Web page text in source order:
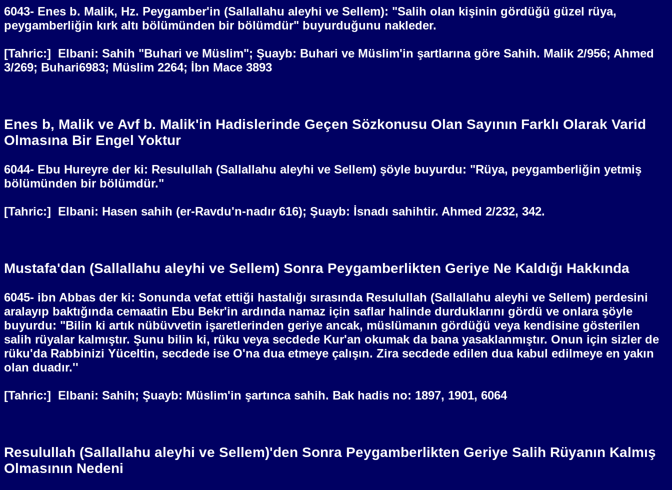
6043- Enes b. Malik, Hz. Peygamber'in (Sallallahu aleyhi ve Sellem): "Salih olan kişinin gördüğü güzel rüya,
peygamberliğin kırk altı bölümünden bir bölümdür" buyurduğunu nakleder.
[Tahric:] Elbani: Sahih "Buhari ve Müslim"; Şuayb: Buhari ve Müslim'in şartlarına göre Sahih. Malik 2/956; Ahmed
3/269; Buhari6983; Müslim 2264; İbn Mace 3893
Enes b, Malik ve Avf b. Malik'in Hadislerinde Geçen Sözkonusu Olan Sayının Farklı Olarak Varid
Olmasına Bir Engel Yoktur
6044- Ebu Hureyre der ki: Resulullah (Sallallahu aleyhi ve Sellem) şöyle buyurdu: "Rüya, peygamberliğin yetmiş
bölümünden bir bölümdür."
[Tahric:] Elbani: Hasen sahih (er-Ravdu'n-nadır 616); Şuayb: İsnadı sahihtir. Ahmed 2/232, 342.
Mustafa'dan (Sallallahu aleyhi ve Sellem) Sonra Peygamberlikten Geriye Ne Kaldığı Hakkında
6045- ibn Abbas der ki: Sonunda vefat ettiği hastalığı sırasında Resulullah (Sallallahu aleyhi ve Sellem) perdesini
aralayıp baktığında cemaatin Ebu Bekr'in ardında namaz için saflar halinde durduklarını gördü ve onlara şöyle
buyurdu: "Bilin ki artık nübüvvetin işaretlerinden geriye ancak, müslümanın gördüğü veya kendisine gösterilen
salih rüyalar kalmıştır. Şunu bilin ki, rüku veya secdede Kur'an okumak da bana yasaklanmıştır. Onun için sizler de
rüku'da Rabbinizi Yüceltin, secdede ise O'na dua etmeye çalışın. Zira secdede edilen dua kabul edilmeye en yakın
olan duadır.''
[Tahric:] Elbani: Sahih; Şuayb: Müslim'in şartınca sahih. Bak hadis no: 1897, 1901, 6064
Resulullah (Sallallahu aleyhi ve Sellem)'den Sonra Peygamberlikten Geriye Salih Rüyanın Kalmış
Olmasının Nedeni